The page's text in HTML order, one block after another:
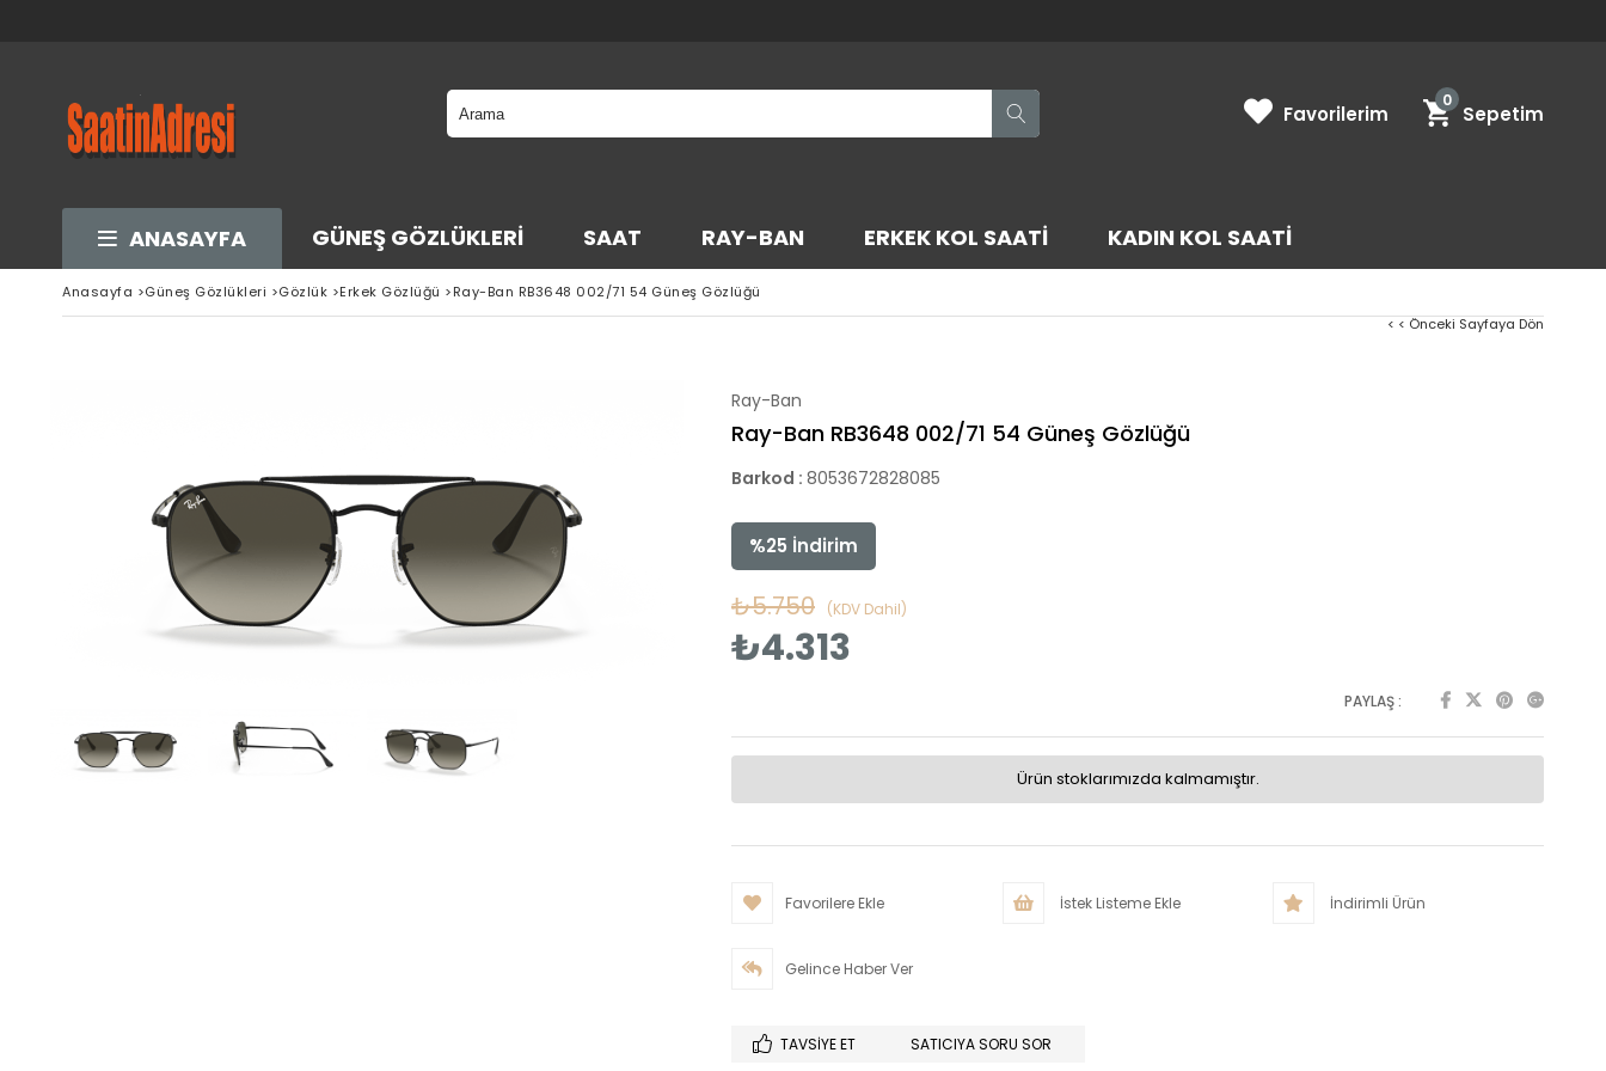
Sepetim
0
ANASAYFA GÜNEŞ GÖZLÜKLERI SAAT RAY-BAN ERKEK KOL SAATI KADIN KOL SAATI
Favorilerim
Anasayfa >Güneş Gözlükleri >Gözlük >Erkek Gözlüğü >Ray-Ban RB3648 002/71 54 Güneş Gözlüğü
< < Önceki Sayfaya Dön
Ray-Ban
Ray-Ban RB3648 002/71 54 Güneş Gözlüğü
Barkod : 8053672828085
%25 İndirim
₺5.750 (KDV Dahil)
₺4.313
PAYLAŞ :
Ürün stoklarımızda kalmamıştır.
Favorilere Ekle İstek Listeme Ekle İndirimli Ürün
Gelince Haber Ver
TAVSIYE ET SATICIYA SORU SOR